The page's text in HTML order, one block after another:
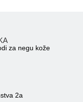
za negu kože
2a